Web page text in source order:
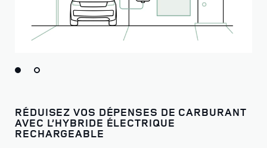
​RÉDUISEZ VOS DÉPENSES DE CARBURANT
AVEC L’HYBRIDE ÉLECTRIQUE
RECHARGEABLE​